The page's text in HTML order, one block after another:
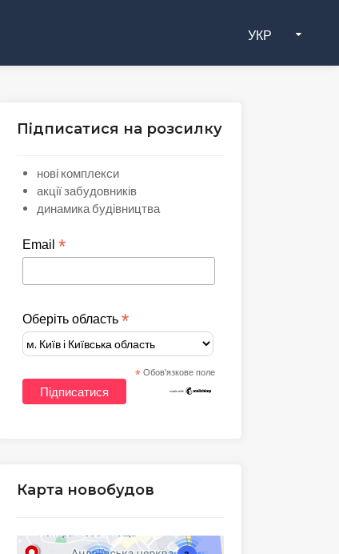
УКР
Підписатися на розсилку
нові комплекси
акції забудовників
динамика будівництва
Email*
Оберіть область*
* Обов'язкове поле
Карта новобудов